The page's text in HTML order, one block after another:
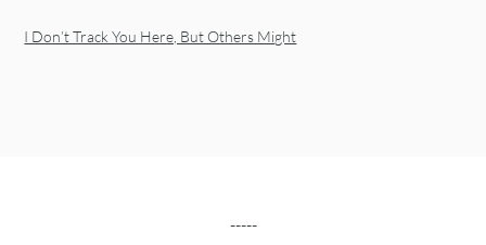
I Don’t Track You Here, But Others Might
-----